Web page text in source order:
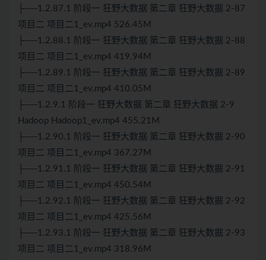
├──1.2.87.1 阶段一 狂野大数据 第二章 狂野大数据 2-87
项目二 项目二1_ev.mp4 526.45M
├──1.2.88.1 阶段一 狂野大数据 第二章 狂野大数据 2-88
项目二 项目二1_ev.mp4 419.94M
├──1.2.89.1 阶段一 狂野大数据 第二章 狂野大数据 2-89
项目二 项目二1_ev.mp4 410.05M
├──1.2.9.1 阶段一 狂野大数据 第二章 狂野大数据 2-9
Hadoop Hadoop1_ev.mp4 455.21M
├──1.2.90.1 阶段一 狂野大数据 第二章 狂野大数据 2-90
项目二 项目二1_ev.mp4 367.27M
├──1.2.91.1 阶段一 狂野大数据 第二章 狂野大数据 2-91
项目二 项目二1_ev.mp4 450.54M
├──1.2.92.1 阶段一 狂野大数据 第二章 狂野大数据 2-92
项目二 项目二1_ev.mp4 425.56M
├──1.2.93.1 阶段一 狂野大数据 第二章 狂野大数据 2-93
项目二 项目二1_ev.mp4 318.96M